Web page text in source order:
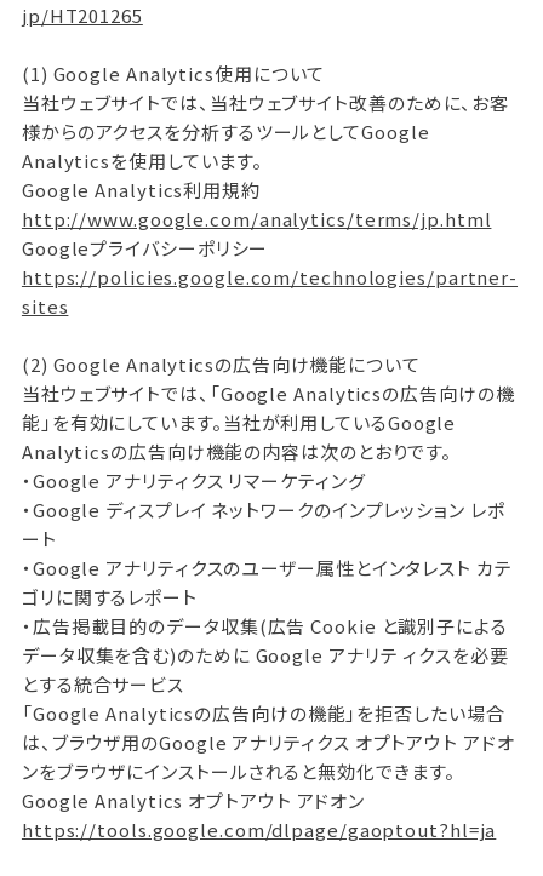
jp/HT201265
(1) Google Analytics使用について
当社ウェブサイトでは、当社ウェブサイト改善のために、お客
様からのアクセスを分析するツールとしてGoogle
Analyticsを使用しています。
Google Analytics利用規約
http://www.google.com/analytics/terms/jp.html
Googleプライバシーポリシー
https://policies.google.com/technologies/partner-
sites
(2) Google Analyticsの広告向け機能について
当社ウェブサイトでは、「Google Analyticsの広告向けの機
能」を有効にしています。当社が利用しているGoogle
Analyticsの広告向け機能の内容は次のとおりです。
・Google アナリティクス リマーケティング
・Google ディスプレイ ネットワークのインプレッション レポ
ート
・Google アナリティクスのユーザー属性とインタレスト カテ
ゴリに関するレポート
・広告掲載目的のデータ収集(広告 Cookie と識別子による
データ収集を含む)のために Google アナリテ ィクスを必要
とする統合サービス
「Google Analyticsの広告向けの機能」を拒否したい場合
は、ブラウザ用のGoogle アナリティクス オプトアウト アドオ
ンをブラウザにインストールされると無効化できます。
Google Analytics オプトアウト アドオン
https://tools.google.com/dlpage/gaoptout?hl=ja